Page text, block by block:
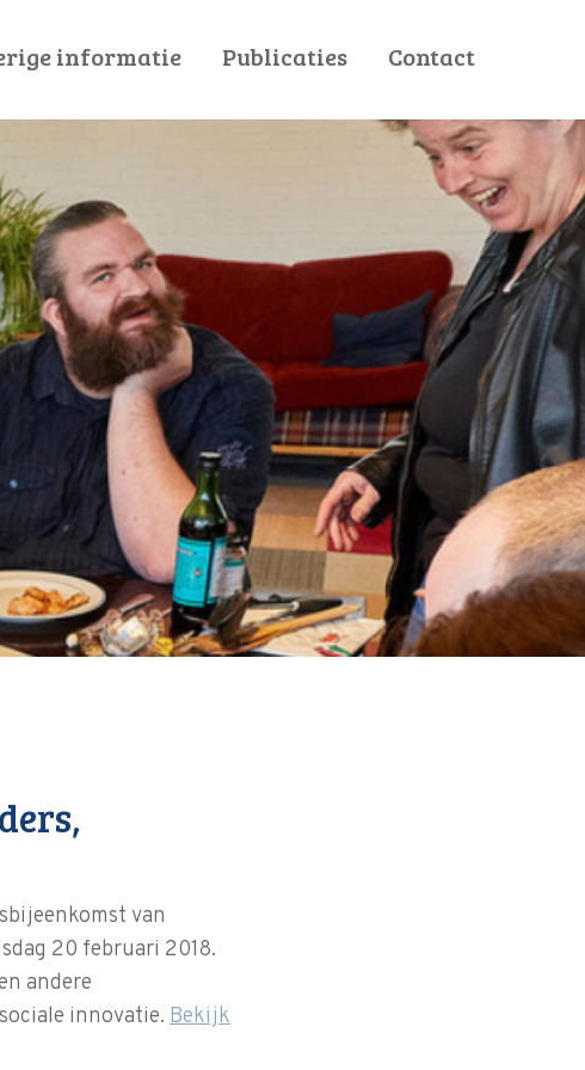
slag
informatie Publicaties Contact
van
20 februari 2018.
andere
innovatie. Bekijk